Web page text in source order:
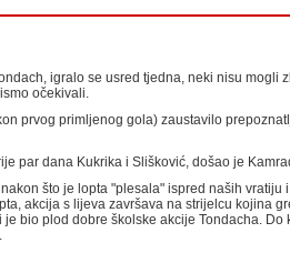
igralo se usred tjedna, neki nisu mogli
očekivali.
prvog primljenog gola) zaustavilo
par dana Kukrika i Slišković, došao je
što je lopta "plesala" ispred naših vratiju
akcija s lijeva završava na strijelcu kojina
bio plod dobre školske akcije Tondacha. Do